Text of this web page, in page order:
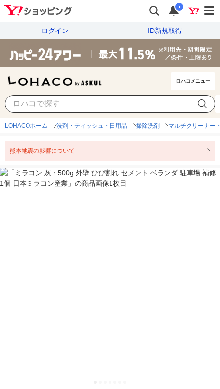
i
ログイン ID新規取得
ロハコメニュー
LOHACOホーム 洗剤・ティッシュ・日用品 掃除洗剤 マルチクリーナー
熊本地震の影響について